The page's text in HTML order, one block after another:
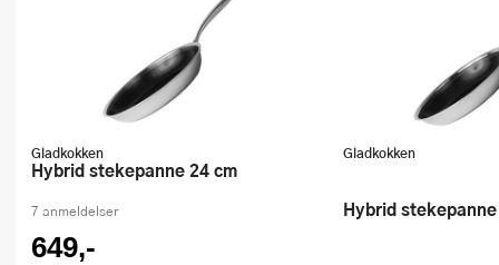
Gladkokken
Hybrid stekepanne 24 cm
7 anmeldelser
649,-
Gladkokken
Hybrid